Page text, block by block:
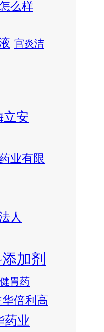
么样
宫炎洁
立安
业有限
人
加剂
胃药
倍利高
药业